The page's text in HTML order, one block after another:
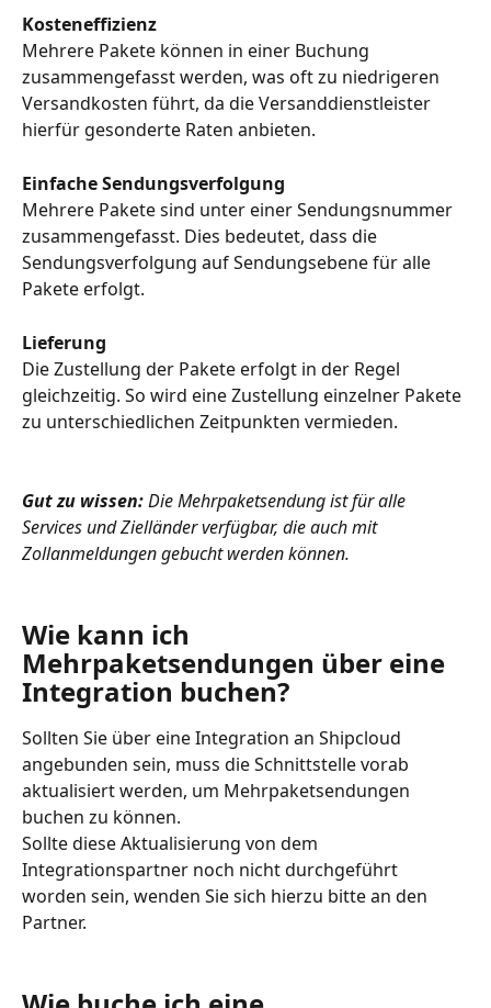
Kosteneffizienz
Mehrere Pakete können in einer Buchung
zusammengefasst werden, was oft zu niedrigeren
Versandkosten führt, da die Versanddienstleister
hierfür gesonderte Raten anbieten.
Einfache Sendungsverfolgung
Mehrere Pakete sind unter einer Sendungsnummer
zusammengefasst. Dies bedeutet, dass die
Sendungsverfolgung auf Sendungsebene für alle
Pakete erfolgt.
Lieferung
Die Zustellung der Pakete erfolgt in der Regel
gleichzeitig. So wird eine Zustellung einzelner Pakete
zu unterschiedlichen Zeitpunkten vermieden.
Gut zu wissen: Die Mehrpaketsendung ist für alle
Services und Zielländer verfügbar, die auch mit
Zollanmeldungen gebucht werden können.
Wie kann ich
Mehrpaketsendungen über eine
Integration buchen?
Sollten Sie über eine Integration an Shipcloud
angebunden sein, muss die Schnittstelle vorab
aktualisiert werden, um Mehrpaketsendungen
buchen zu können.
Sollte diese Aktualisierung von dem
Integrationspartner noch nicht durchgeführt
worden sein, wenden Sie sich hierzu bitte an den
Partner.